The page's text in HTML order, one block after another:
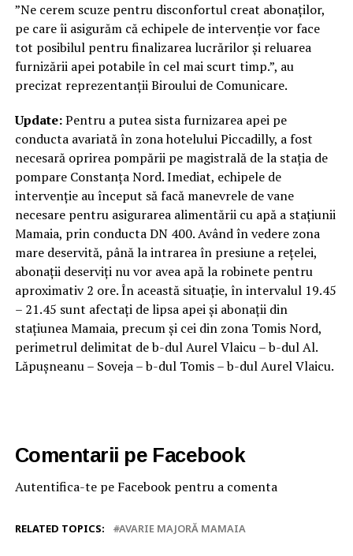
”Ne cerem scuze pentru disconfortul creat abonaților,
pe care îi asigurăm că echipele de intervenție vor face
tot posibilul pentru finalizarea lucrărilor și reluarea
furnizării apei potabile în cel mai scurt timp.”, au
precizat reprezentanții Biroului de Comunicare.
Update:Pentru a putea sista furnizarea apei pe
conducta avariată în zona hotelului Piccadilly, a fost
necesară oprirea pompării pe magistrală de la stația de
pompare Constanța Nord. Imediat, echipele de
intervenție au început să facă manevrele de vane
necesare pentru asigurarea alimentării cu apă a stațiunii
Mamaia, prin conducta DN 400. Având în vedere zona
mare deservită, până la intrarea în presiune a rețelei,
abonații deserviți nu vor avea apă la robinete pentru
aproximativ 2 ore. În această situație, în intervalul 19.45
– 21.45 sunt afectați de lipsa apei și abonații din
stațiunea Mamaia, precum și cei din zona Tomis Nord,
perimetrul delimitat de b-dul Aurel Vlaicu – b-dul Al.
Lăpușneanu – Soveja – b-dul Tomis – b-dul Aurel Vlaicu.
Comentarii pe Facebook
Autentifica-te pe Facebook pentru a comenta
RELATED TOPICS: AVARIE MAJORĂ MAMAIA